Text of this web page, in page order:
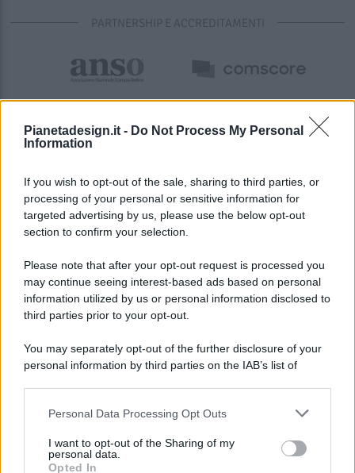
Pianetadesign.it - Do Not Process My Personal
Information
If you wish to opt-out of the sale, sharing to third parties, or
processing of your personal or sensitive information for
targeted advertising by us, please use the below opt-out
section to confirm your selection.
Please note that after your opt-out request is processed you
may continue seeing interest-based ads based on personal
information utilized by us or personal information disclosed to
third parties prior to your opt-out.
You may separately opt-out of the further disclosure of your
personal information by third parties on the IAB’s list of
This information may also be disclosed by us to third parties
disclose it to other third parties.
Personal Data Processing Opt Outs
I want to opt-out of the Sharing of my
personal data.
Opted In
PARTNERSHIP E ACCREDITAMENTI
© 2026 - Pianeta Design - P.IVA 04827280654 - Testata
Registrata Al Tribunale Di Nocera Inferiore N. 8/2020 - RG N.
ISCRIZIONE AL ROC N. 35792 – ISCRITTA ALL’ANSO
(ASSOCIAZIONE NAZIONALE STAMPA ONLINE)
PREFERENZE PRIVACY